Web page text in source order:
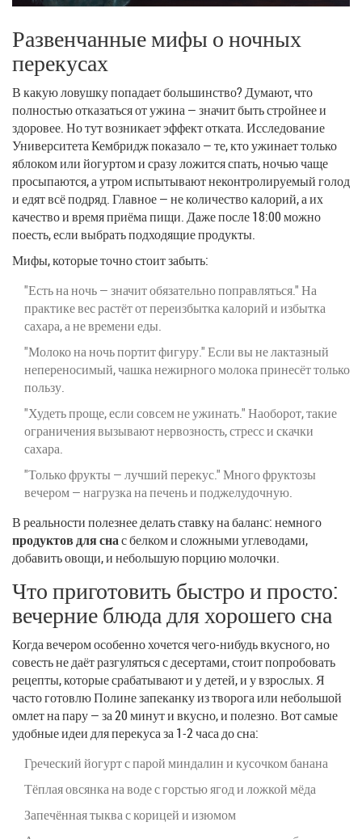
Развенчанные мифы о ночных
перекусах
В какую ловушку попадает большинство? Думают, что
полностью отказаться от ужина — значит быть стройнее и
здоровее. Но тут возникает эффект отката. Исследование
Университета Кембридж показало — те, кто ужинает только
яблоком или йогуртом и сразу ложится спать, ночью чаще
просыпаются, а утром испытывают неконтролируемый голод
и едят всё подряд. Главное — не количество калорий, а их
качество и время приёма пищи. Даже после 18:00 можно
поесть, если выбрать подходящие продукты.
Мифы, которые точно стоит забыть:
"Есть на ночь — значит обязательно поправляться." На
практике вес растёт от переизбытка калорий и избытка
сахара, а не времени еды.
"Молоко на ночь портит фигуру." Если вы не лактазный
непереносимый, чашка нежирного молока принесёт только
пользу.
"Худеть проще, если совсем не ужинать." Наоборот, такие
ограничения вызывают нервозность, стресс и скачки
сахара.
"Только фрукты — лучший перекус." Много фруктозы
вечером — нагрузка на печень и поджелудочную.
В реальности полезнее делать ставку на баланс: немного
продуктов для снас белком и сложными углеводами,
добавить овощи, и небольшую порцию молочки.
Что приготовить быстро и просто:
вечерние блюда для хорошего сна
Когда вечером особенно хочется чего-нибудь вкусного, но
совесть не даёт разгуляться с десертами, стоит попробовать
рецепты, которые срабатывают и у детей, и у взрослых. Я
часто готовлю Полине запеканку из творога или небольшой
омлет на пару — за 20 минут и вкусно, и полезно. Вот самые
удобные идеи для перекуса за 1-2 часа до сна:
Греческий йогурт с парой миндалин и кусочком банана
Тёплая овсянка на воде с горстью ягод и ложкой мёда
Запечённая тыква с корицей и изюмом